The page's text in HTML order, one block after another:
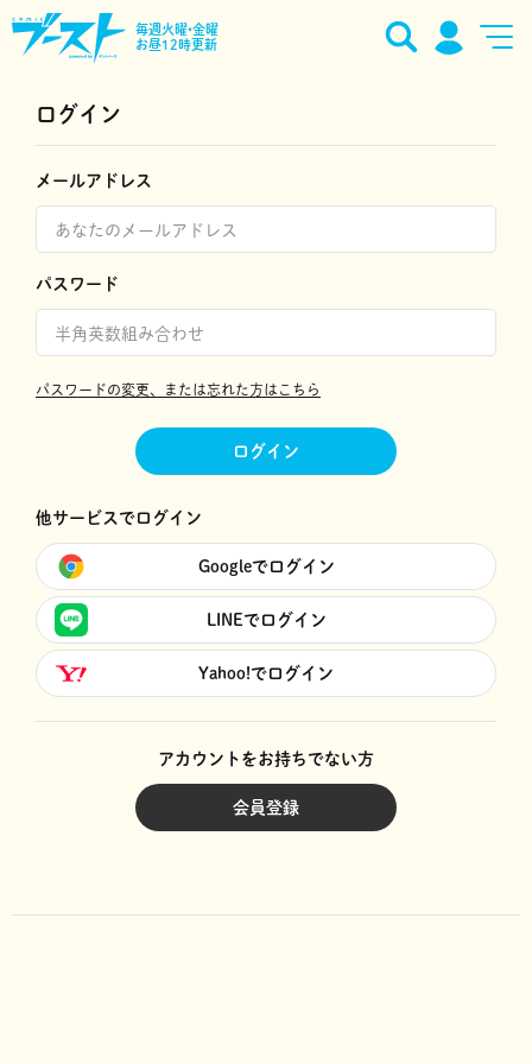
毎週火曜•金曜
お昼12時更新
ログイン
メールアドレス
パスワード
パスワードの変更、または忘れた方はこちら
ログイン
他サービスでログイン
Googleでログイン
LINEでログイン
Yahoo!でログイン
アカウントをお持ちでない方
会員登録